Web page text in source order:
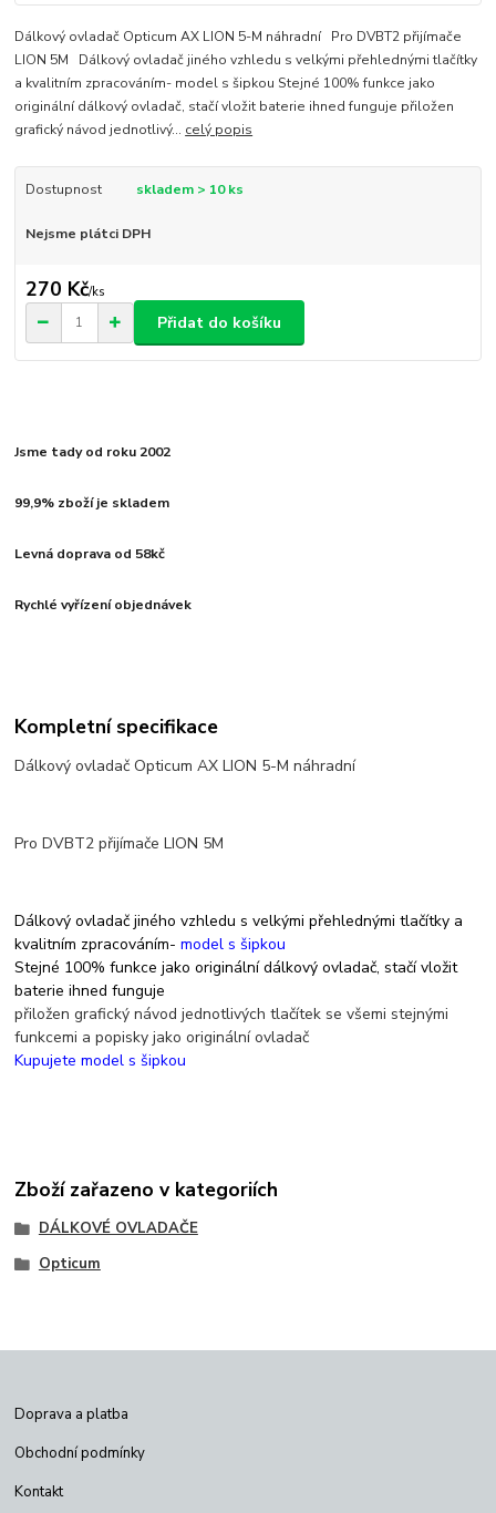
Dálkový ovladač Opticum AX LION 5-M náhradní Pro DVBT2 přijímače
LION 5M Dálkový ovladač jiného vzhledu s velkými přehlednými tlačítky
a kvalitním zpracováním- model s šipkou Stejné 100% funkce jako
originální dálkový ovladač, stačí vložit baterie ihned funguje přiložen
grafický návod jednotlivý... celý popis
Dostupnost skladem > 10 ks
Nejsme plátci DPH
270 Kč/ks
Přidat do košíku
Jsme tady od roku 2002
99,9% zboží je skladem
Levná doprava od 58kč
Rychlé vyřízení objednávek
Kompletní specifikace
Dálkový ovladač Opticum AX LION 5-M náhradní
Pro DVBT2 přijímače LION 5M
Dálkový ovladač jiného vzhledu s velkými přehlednými tlačítky a
kvalitním zpracováním-model s šipkou
Stejné 100% funkce jako originální dálkový ovladač, stačí vložit
baterie ihned funguje
přiložen grafický návod jednotlivých tlačítek se všemi stejnými
funkcemi a popisky jako originální ovladač
Kupujete model s šipkou
Zboží zařazeno v kategoriích
DÁLKOVÉ OVLADAČE
Opticum
Doprava a platba
Obchodní podmínky
Kontakt